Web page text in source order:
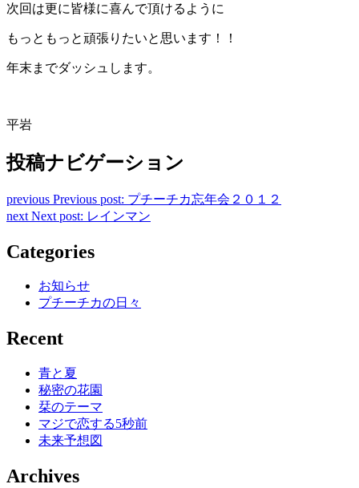
次回は更に皆様に喜んで頂けるように
もっともっと頑張りたいと思います！！
年末までダッシュします。
平岩
投稿ナビゲーション
previous Previous post: プチーチカ忘年会２０１２
next Next post: レインマン
Categories
お知らせ
プチーチカの日々
Recent
青と夏
秘密の花園
栞のテーマ
マジで恋する5秒前
未来予想図
Archives